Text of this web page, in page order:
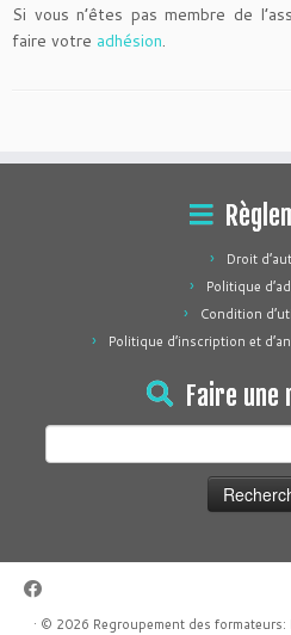
Si vous n’êtes pas membre de
faire votre adhésion.
Droit
Politique
Condition
Politique d’inscription et
Faire une
· © 2026 Regroupement des